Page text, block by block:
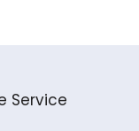
Service